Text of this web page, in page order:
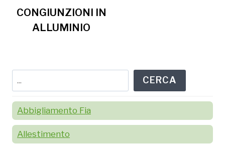
CONGIUNZIONI IN
ALLUMINIO
CERCA
Abbigliamento Fia
Allestimento